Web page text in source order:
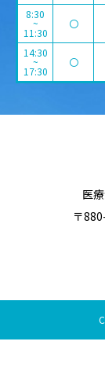
8:30
~
11:30
〇
14:30
~
17:30
〇
医
〒